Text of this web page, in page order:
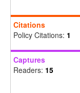
Citations
Policy Citations: 1
Captures
Readers: 15